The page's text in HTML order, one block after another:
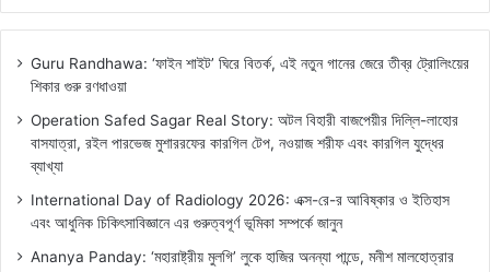
Guru Randhawa: ‘ফাইন শাইট’ ঘিরে বিতর্ক, এই নতুন গানের জেরে তীব্র ট্রোলিংয়ের
শিকার গুরু রণধাওয়া
Operation Safed Sagar Real Story: অটল বিহারী বাজপেয়ীর দিল্লি-লাহোর
বাসযাত্রা, রইল পারভেজ মুশাররফের কারগিল টেপ, নওয়াজ শরীফ এবং কারগিল যুদ্ধের
ব্যাখ্যা
International Day of Radiology 2026: এক্স-রে-র আবিষ্কার ও ইতিহাস
এবং আধুনিক চিকিৎসাবিজ্ঞানে এর গুরুত্বপূর্ণ ভূমিকা সম্পর্কে জানুন
Ananya Panday: ‘মহারাষ্ট্রীয় মুলগি’ লুকে হাজির অনন্যা পান্ডে, মনীশ মালহোত্রার